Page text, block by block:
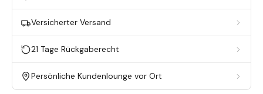
Versicherter Versand
21 Tage Rückgaberecht
Persönliche Kundenlounge vor Ort